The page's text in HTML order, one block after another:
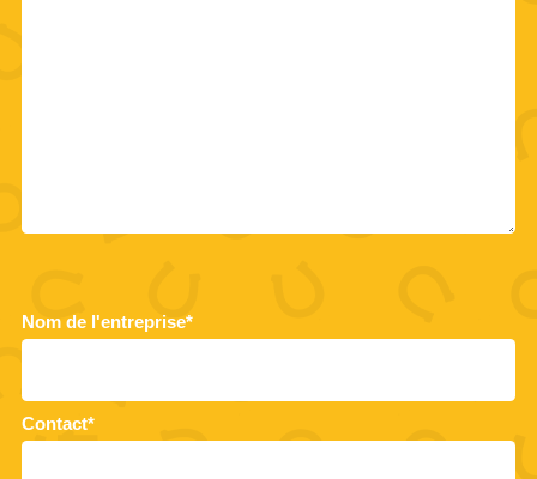
Nom de l'entreprise*
Contact*